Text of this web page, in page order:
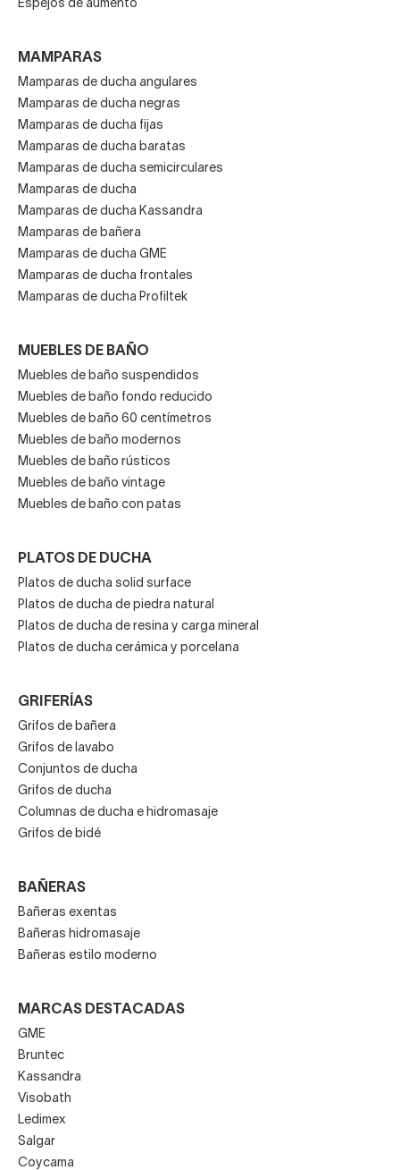
Espejos de aumento
MAMPARAS
Mamparas de ducha angulares
Mamparas de ducha negras
Mamparas de ducha fijas
Mamparas de ducha baratas
Mamparas de ducha semicirculares
Mamparas de ducha
Mamparas de ducha Kassandra
Mamparas de bañera
Mamparas de ducha GME
Mamparas de ducha frontales
Mamparas de ducha Profiltek
MUEBLES DE BAÑO
Muebles de baño suspendidos
Muebles de baño fondo reducido
Muebles de baño 60 centímetros
Muebles de baño modernos
Muebles de baño rústicos
Muebles de baño vintage
Muebles de baño con patas
PLATOS DE DUCHA
Platos de ducha solid surface
Platos de ducha de piedra natural
Platos de ducha de resina y carga mineral
Platos de ducha cerámica y porcelana
GRIFERÍAS
Grifos de bañera
Grifos de lavabo
Conjuntos de ducha
Grifos de ducha
Columnas de ducha e hidromasaje
Grifos de bidé
BAÑERAS
Bañeras exentas
Bañeras hidromasaje
Bañeras estilo moderno
MARCAS DESTACADAS
GME
Bruntec
Kassandra
Visobath
Ledimex
Salgar
Coycama